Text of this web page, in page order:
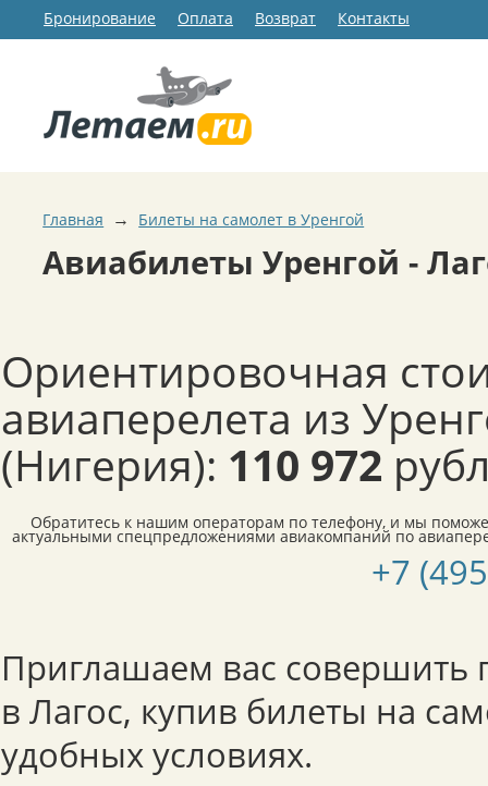
Бронирование Оплата Возврат Контакты
Главная → Билеты на самолет в Уренгой
Авиабилеты Уренгой -
Ориентировочная
авиаперелета из
(Нигерия): 110 972
Обратитесь к нашим операторам по телефону, и мы
актуальными спецпредложениями авиакомпаний по
+7
Приглашаем вас совершить
в Лагос, купив билеты на
удобных условиях.